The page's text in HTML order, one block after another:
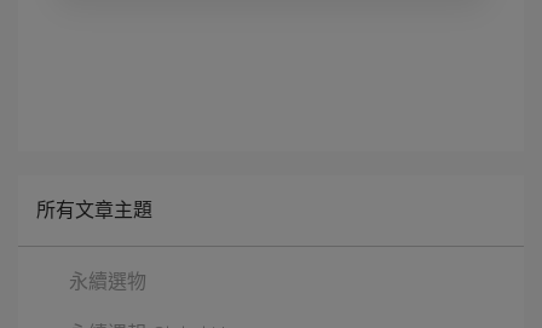
所有文章主題
永續選物